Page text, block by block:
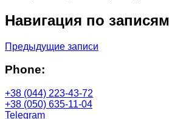
Навигация по записям
Предыдущие записи
Phone:
+38 (044) 223-43-72
+38 (050) 635-11-04
Telegram